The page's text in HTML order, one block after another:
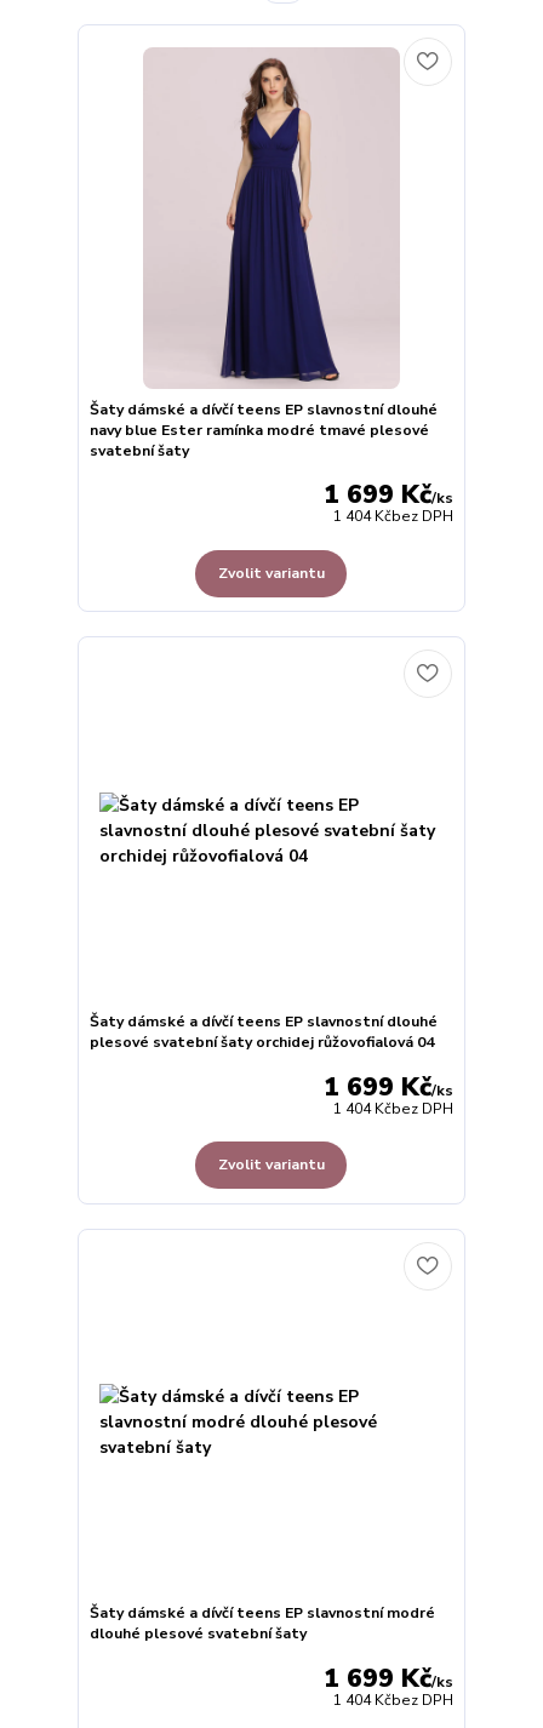
Šaty dámské a dívčí teens EP slavnostní dlouhé
navy blue Ester ramínka modré tmavé plesové
svatební šaty
1 699 Kč/ks
1 404 Kčbez DPH
Zvolit variantu
Šaty dámské a dívčí teens EP slavnostní dlouhé
plesové svatební šaty orchidej růžovofialová 04
1 699 Kč/ks
1 404 Kčbez DPH
Zvolit variantu
Šaty dámské a dívčí teens EP slavnostní modré
dlouhé plesové svatební šaty
1 699 Kč/ks
1 404 Kčbez DPH